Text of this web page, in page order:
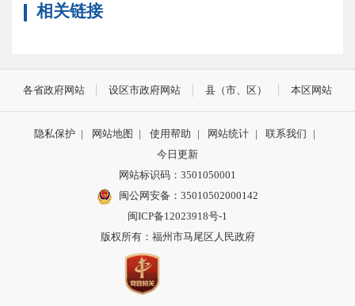
相关链接
各省政府网站 设区市政府网站 县（市、区） 本区网站
隐私保护 | 网站地图 | 使用帮助 | 网站统计 | 联系我们
|
今日更新
网站标识码：3501050001
闽公网安备：35010502000142
闽ICP备12023918号-1
版权所有：福州市马尾区人民政府